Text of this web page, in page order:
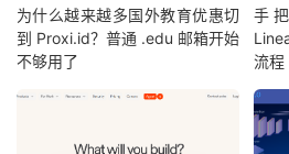
为什么越来越多国外教育优惠切
到 Proxi.id？普通 .edu 邮箱开始
不够用了
手
流程